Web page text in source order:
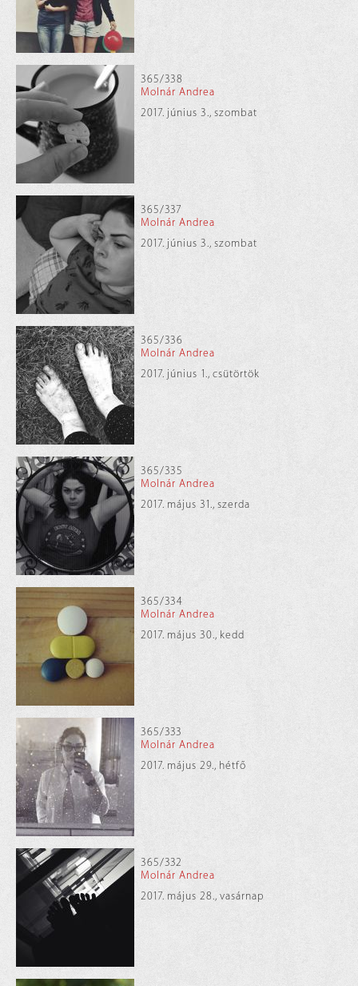
365/338
Molnár Andrea
2017. június 3., szombat
365/337
Molnár Andrea
2017. június 3., szombat
365/336
Molnár Andrea
2017. június 1., csütörtök
365/335
Molnár Andrea
2017. május 31., szerda
365/334
Molnár Andrea
2017. május 30., kedd
365/333
Molnár Andrea
2017. május 29., hétfő
365/332
Molnár Andrea
2017. május 28., vasárnap